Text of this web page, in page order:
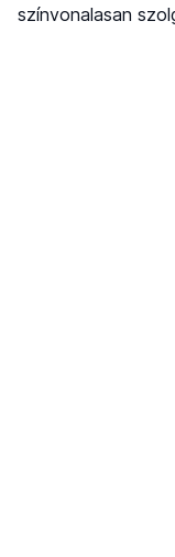
színvonalasan